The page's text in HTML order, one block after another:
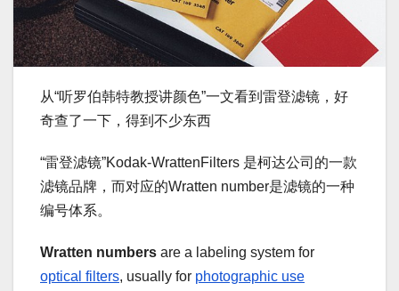
从“听罗伯韩特教授讲颜色”一文看到雷登滤镜，好
奇查了一下，得到不少东西
“雷登滤镜”Kodak-WrattenFilters 是柯达公司的一款
滤镜品牌，而对应的Wratten number是滤镜的一种
编号体系。
Wratten numbers are a labeling system for
optical filters, usually for photographic use